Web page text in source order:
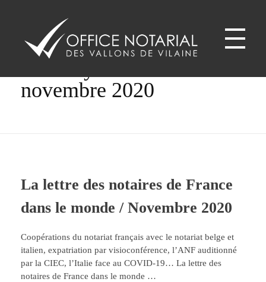
Office notariale des Vallons de Vilaine
ONVV - Notaires à GUICHEN Notaires GOVEN
novembre 2020
La lettre des notaires de France
dans le monde / Novembre 2020
Coopérations du notariat français avec le notariat belge et
italien, expatriation par visioconférence, l’ANF auditionné
par la CIEC, l’Italie face au COVID-19… La lettre des
notaires de France dans le­ monde …